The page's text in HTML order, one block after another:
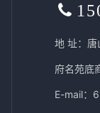
地 址：
府名苑底
E-mail：